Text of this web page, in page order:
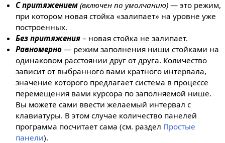
С притяжением (включен по умолчанию) — это режим,
при котором новая стойка «залипает» на уровне уже
построенных.
Без притяжения – новая стойка не залипает.
Равномерно — режим заполнения ниши стойками на
одинаковом расстоянии друг от друга. Количество
зависит от выбранного вами кратного интервала,
значение которого предлагает система в процессе
перемещения вами курсора по заполняемой нише.
Вы можете сами ввести желаемый интервал с
клавиатуры. В этом случае количество панелей
программа посчитает сама (см. раздел Простые
панели).